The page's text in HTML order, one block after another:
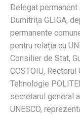
Delegat permanent
Dumitrița GLIGA,
permanente
pentru relația cu
Consilier de Stat,
COSTOIU,
Tehnologie
secretarul general
UNESCO,